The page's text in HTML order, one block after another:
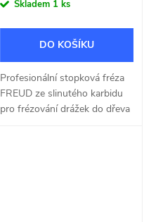
Skladem 1 ks
DO KOŠÍKU
Profesionální stopková fréza
FREUD ze slinutého karbidu
pro frézování drážek do dřeva